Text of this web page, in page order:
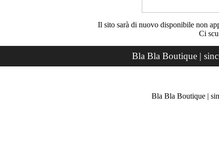
Il sito sarà di nuovo disponibile non
Ci
Bla Bla Boutique |
Bla Bla Boutique |